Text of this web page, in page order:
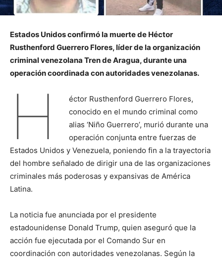
Estados Unidos confirmó la muerte de Héctor
Rusthenford Guerrero Flores, líder de la organización
criminal venezolana Tren de Aragua, durante una
operación coordinada con autoridades venezolanas.
H
éctor Rusthenford Guerrero Flores,
conocido en el mundo criminal como
alias ‘Niño Guerrero’, murió durante una
operación conjunta entre fuerzas de
Estados Unidos y Venezuela, poniendo fin a la trayectoria
del hombre señalado de dirigir una de las organizaciones
criminales más poderosas y expansivas de América
Latina.
La noticia fue anunciada por el presidente
estadounidense Donald Trump, quien aseguró que la
acción fue ejecutada por el Comando Sur en
coordinación con autoridades venezolanas. Según la